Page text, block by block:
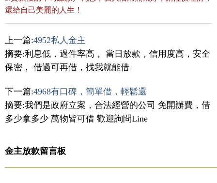
還給自己美麗的人生！
上一篇:4952私人金主
摘要:利息低，過件率高， 當日放款，信用度高，安全
保密， 借過可再借，找我就能借
下一篇:4968有口碑，簡單借，輕鬆還
摘要:我們是政府立案，合法經營的公司 免開辦費，借
多少拿多少 萬物皆可借 歡迎詢問Line
金主放款留言板